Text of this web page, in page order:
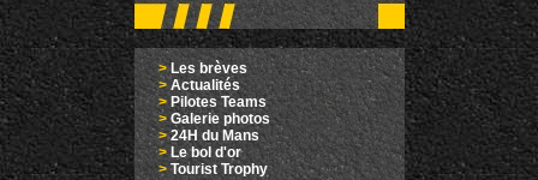
>Les brèves
> Actualités
> Pilotes Teams
>Galerie photos
>24H du Mans
>Le bol d'or
> Tourist Trophy